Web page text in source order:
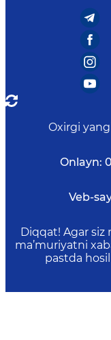
Oxirgi
Onlayn: 0
Veb-
Diqqat! Agar siz
ma’muriyatni
pastda